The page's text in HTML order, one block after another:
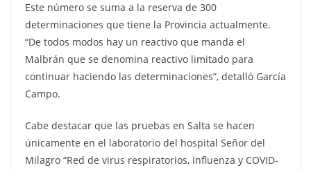
Este número se suma a la reserva de 300
determinaciones que tiene la Provincia actualmente.
“De todos modos hay un reactivo que manda el
Malbrán que se denomina reactivo limitado para
continuar haciendo las determinaciones”, detalló García
Campo.
Cabe destacar que las pruebas en Salta se hacen
únicamente en el laboratorio del hospital Señor del
Milagro “Red de virus respiratorios, influenza y COVID-